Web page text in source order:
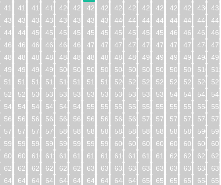
416
417 418 419 420 421 422 423 424 425 426 427 428 429 430
432
433 434 435 436 437 438 439 440 441 442 443 444 445 446
448
449 450 451 452 453 454 455 456 457 458 459 460 461 462
464
465 466 467 468 469 470 471 472 473 474 475 476 477 478
480
481 482 483 484 485 486 487 488 489 490 491 492 493 494
496
497 498 499 500 501 502 503 504 505 506 507 508 509 510
512
513 514 515 516 517 518 519 520 521 522 523 524 525 526
528
529 530 531 532 533 534 535 536 537 538 539 540 541 542
544
545 546 547 548 549 550 551 552 553 554 555 556 557 558
560
561 562 563 564 565 566 567 568 569 570 571 572 573 574
576
577 578 579 580 581 582 583 584 585 586 587 588 589 590
592
593 594 595 596 597 598 599 600 601 602 603 604 605 606
608
609 610 611 612 613 614 615 616 617 618 619 620 621 622
624
625 626 627 628 629 630 631 632 633 634 635 636 637 638
640
641 642 643 644 645 646 647 648 649 650 651 652 653 654